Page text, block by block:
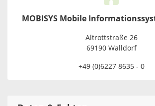
MOBISYS Mobile
Altrottstraße 26
69190 Walldorf
+49 (0)6227 8635 - 0